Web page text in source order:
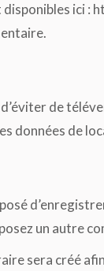
de
de
un autre
sera créé